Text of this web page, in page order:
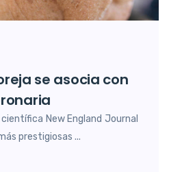
se asocia con
New England Journal
prestigiosas ...